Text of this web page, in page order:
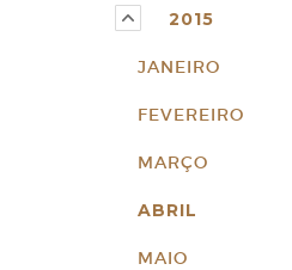
2015
JANEIRO
FEVEREIRO
MARÇO
ABRIL
MAIO